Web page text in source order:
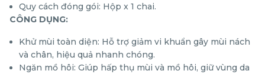
Quy cách đóng gói: Hộp x 1 chai.
CÔNG DỤNG:
Khử mùi toàn diện: Hỗ trợ giảm vi khuẩn gây mùi nách
và chân, hiệu quả nhanh chóng.
Ngăn mồ hôi: Giúp hấp thụ mùi và mồ hôi, giữ vùng da